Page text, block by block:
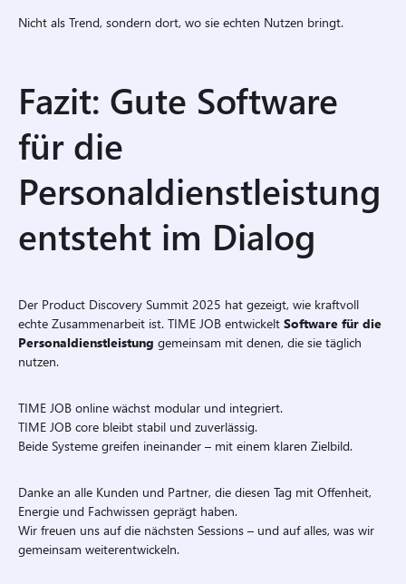
Nicht als Trend, sondern dort, wo sie echten Nutzen bringt.
Fazit: Gute Software
für die
Personaldienstleistung
entsteht im Dialog
Der Product Discovery Summit 2025 hat gezeigt, wie kraftvoll
echte Zusammenarbeit ist. TIME JOB entwickelt Software für die
Personaldienstleistung gemeinsam mit denen, die sie täglich
nutzen.
TIME JOB online wächst modular und integriert.
TIME JOB core bleibt stabil und zuverlässig.
Beide Systeme greifen ineinander – mit einem klaren Zielbild.
Danke an alle Kunden und Partner, die diesen Tag mit Offenheit,
Energie und Fachwissen geprägt haben.
Wir freuen uns auf die nächsten Sessions – und auf alles, was wir
gemeinsam weiterentwickeln.